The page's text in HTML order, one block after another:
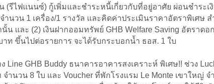
รีไฟแนนซ์) กู้เพิ่มและชำระหนี้เกี่ยวกับที่อยู่อาศัย ผ่อนชำระเ
วน 1 เครื่อง/1 รางวัล และคิดค่าประเมินราคาอัตราพิเศษ
น และ (2) เงินฝากออมทรัพย์ GHB Welfare Saving อัตราด
ท ขึ้นไปต่อรายการ จะได้รับกระบอกน้ำ ธอส. 1 ใบ
Line GHB Buddy ธนาคารอาคารสงเคราะห์ พิเศษ!! ช่วง
จำนวน 8 ใบ และ Voucher ที่พักโรงแรม Le Monte เขาให